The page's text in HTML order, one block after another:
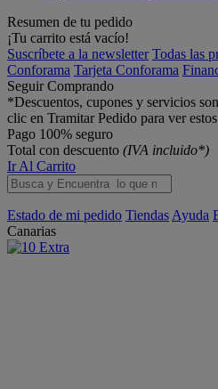
Resumen de tu pedido
¡Tu carrito está vacío!
Suscríbete a la newsletter Todas las
Conforama Tarjeta Conforama
Seguir Comprando
*Descuentos, cupones y servicios
clic en Tramitar Pedido para ver
Pago 100% seguro
Total con descuento (IVA incluido*)
Ir Al Carrito
Estado de mi pedido Tiendas Ayuda
Canarias